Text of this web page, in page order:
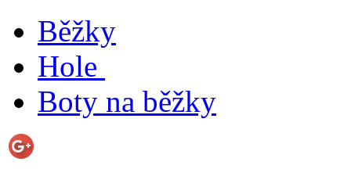
Běžky
Hole
Boty na běžky